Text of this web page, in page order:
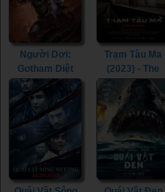
Người Dơi:
Gotham Diệt
Vong (2023) -
Batman: The
Doom That
Came to
Gotham (2023)
Trạm Tàu Ma
(2023) - The
Ghost Station
(2023)